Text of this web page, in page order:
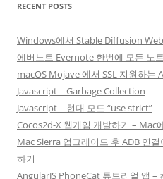
RECENT POSTS
Windows에서 Stable Diffusion
에버노트 Evernote 한번에 모든 노
macOS Mojave 에서 SSL 지원하는
Javascript – Garbage Collection
Javascript – 현대 모드 “use strict”
Cocos2d-X 웹게임 개발하기 – Mac
Mac Sierra 업그레이드 후 ADB 연
하기
AngularJS PhoneCat 튜토리얼 앱 –